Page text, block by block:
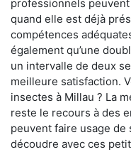
professionnels
quand elle est déjà
compétences
également qu’une
un intervalle de deux
meilleure satisfaction.
insectes à Millau ? La
reste le recours à des
peuvent faire usage de
découdre avec ces